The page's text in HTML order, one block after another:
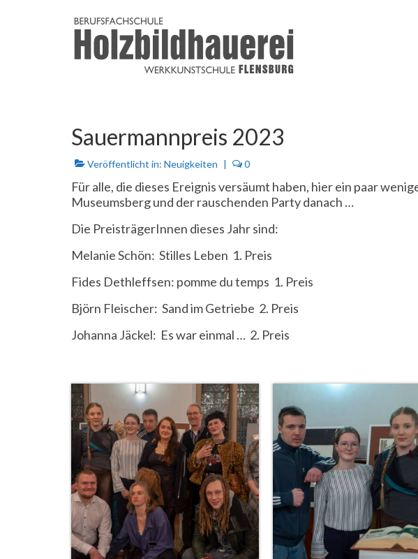
Sauermannpreis 2023
Veröffentlicht in: Neuigkeiten | 0
Für alle, die dieses Ereignis versäumt haben, hier ein paar
Museumsberg und der rauschenden Party danach …
Die PreisträgerInnen dieses Jahr sind:
Melanie Schön: Stilles Leben 1. Preis
Fides Dethleffsen: pomme du temps 1. Preis
Björn Fleischer: Sand im Getriebe 2. Preis
Johanna Jäckel: Es war einmal … 2. Preis